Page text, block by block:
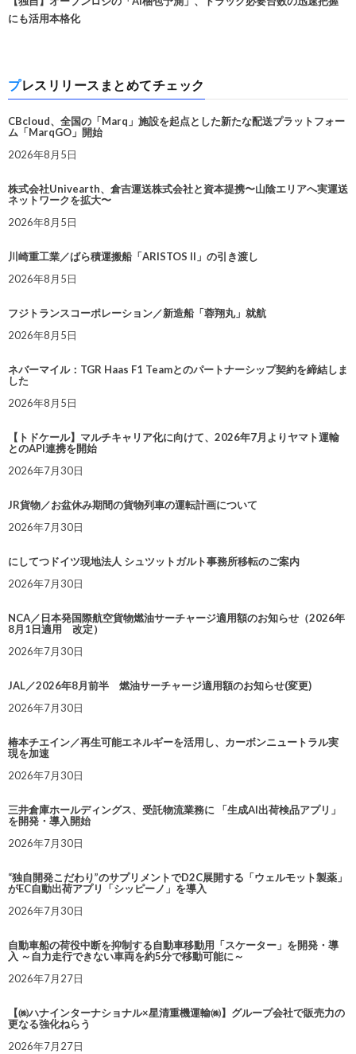
にも活用本格化
プレスリリースまとめてチェック
CBcloud、全国の「Marq」施設を起点とした新たな配送プラットフォー
ム「MarqGO」開始
2026年8月5日
株式会社Univearth、倉吉運送株式会社と資本提携〜山陰エリアへ実運送
ネットワークを拡大〜
2026年8月5日
川崎重工業／ばら積運搬船「ARISTOS II」の引き渡し
2026年8月5日
フジトランスコーポレーション／新造船「蓉翔丸」就航
2026年8月5日
ネバーマイル：TGR Haas F1 Teamとのパートナーシップ契約を締結しま
した
2026年8月5日
【トドケール】マルチキャリア化に向けて、2026年7月よりヤマト運輸
とのAPI連携を開始
2026年7月30日
JR貨物／お盆休み期間の貨物列車の運転計画について
2026年7月30日
にしてつドイツ現地法人 シュツットガルト事務所移転のご案内
2026年7月30日
NCA／日本発国際航空貨物燃油サーチャージ適用額のお知らせ（2026年
8月1日適用 改定）
2026年7月30日
JAL／2026年8月前半 燃油サーチャージ適用額のお知らせ(変更)
2026年7月30日
椿本チエイン／再生可能エネルギーを活用し、カーボンニュートラル実
現を加速
2026年7月30日
三井倉庫ホールディングス、受託物流業務に 「生成AI出荷検品アプリ」
を開発・導入開始
2026年7月30日
“独自開発こだわり”のサプリメントでD2C展開する「ウェルモット製薬」
がEC自動出荷アプリ「シッピーノ」を導入
2026年7月30日
自動車船の荷役中断を抑制する自動車移動用「スケーター」を開発・導
入 ～自力走行できない車両を約5分で移動可能に～
2026年7月27日
【㈱ハナインターナショナル×星清重機運輸㈱】グループ会社で販売力の
更なる強化ねらう
2026年7月27日